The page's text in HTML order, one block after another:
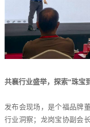
共襄行业盛举，探索“珠宝
发布会现场，是个福品牌
行业洞察；龙岗宝协副会